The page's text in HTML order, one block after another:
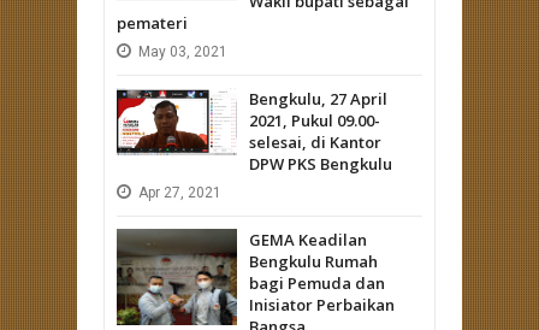
pemateri
May 03, 2021
Bengkulu, 27 April
2021, Pukul 09.00-
selesai, di Kantor
DPW PKS Bengkulu
Apr 27, 2021
GEMA Keadilan
Bengkulu Rumah
bagi Pemuda dan
Inisiator Perbaikan